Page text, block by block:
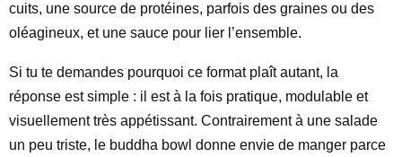
cuits, une source de protéines, parfois des graines ou des
oléagineux, et une sauce pour lier l’ensemble.
Si tu te demandes pourquoi ce format plaît autant, la
réponse est simple : il est à la fois pratique, modulable et
visuellement très appétissant. Contrairement à une salade
un peu triste, le buddha bowl donne envie de manger parce